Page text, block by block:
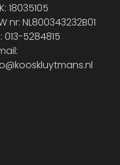
18035105
nr: NL800343232B01
013-5284815